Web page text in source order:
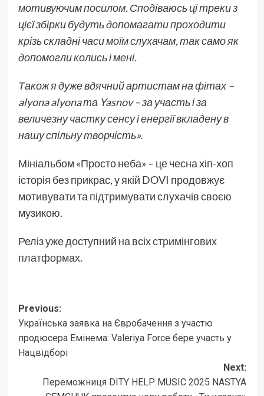
мотивуючим посилом. Сподіваюсь ці треки з
цієї збірки будуть допомагати проходити
крізь складні часи моїм слухачам, так само як
допомогли колись і мені.
Також я дуже вдячний артистам на фітах –
alyona alyona та Yasnov – за участь і за
величезну частку сенсу і енергії вкладену в
нашу спільну творчість».
Мініальбом «Просто неба» – це чесна хіп-хоп
історія без прикрас, у якій DOVI продовжує
мотивувати та підтримувати слухачів своєю
музикою.
Реліз уже доступний на всіхстримінгових
платформах.
Post
navigation
Previous:
Українська заявка на Євробачення з участю
продюсера Емінема: Valeriya Force бере участь у
Нацвідборі
Next:
Переможниця DITY HELP MUSIC 2025 NASTYA